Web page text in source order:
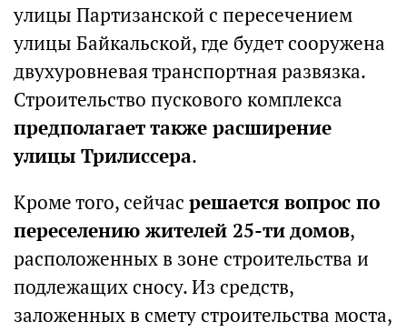
улицы Партизанской с пересечением
улицы Байкальской, где будет сооружена
двухуровневая транспортная развязка.
Строительство пускового комплекса
предполагает также расширение
улицы Трилиссера.
Кроме того, сейчас решается вопрос по
переселению жителей 25-ти домов,
расположенных в зоне строительства и
подлежащих сносу. Из средств,
заложенных в смету строительства моста,